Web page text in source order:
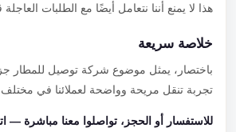
هذا لا يمنع أننا نتعامل أيضًا مع الطلبات العاجلة
خلاصة سريعة
باختصار، يمثل موضوع شركة توصيل للمطار جزءًا
تجربة تنقل مريحة وواضحة لعملائنا في مختلف
للاستفسار أو الحجز، تواصلوا معنا مباشرة —